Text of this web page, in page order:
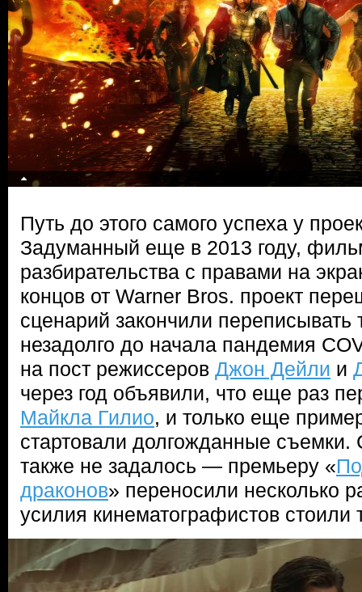
Путь до этого самого успеха у
Задуманный еще в 2013 году,
разбирательства с правами на
концов от Warner Bros. проект
сценарий закончили переписывать
незадолго до начала пандемия
на пост режиссеров Джон Дейли и
через год объявили, что еще раз
Майкла Гилио, и только еще
стартовали долгожданные
также не задалось — премьеру «
драконов» переносили несколько
усилия кинематографистов стоили